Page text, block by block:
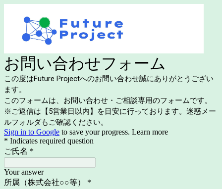
お問い合わせフォーム
この度はFuture Projectへのお問い合わせ誠にありがとうござい
ます。
このフォームは、お問い合わせ・ご相談専用のフォームです。
※ご返信は【5営業日以内】を目安に行っております。迷惑メー
ルフォルダもご確認ください。
Sign in to Google to save your progress. Learn more
* Indicates required question
ご氏名 *
Your answer
所属（株式会社○○等） *